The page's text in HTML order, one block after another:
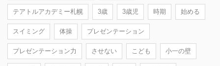
テアトルアカデミー札幌 3歳 3歳児 時期 始める
スイミング 体操 プレゼンテーション
プレゼンテーション力 させない こども 小一の壁